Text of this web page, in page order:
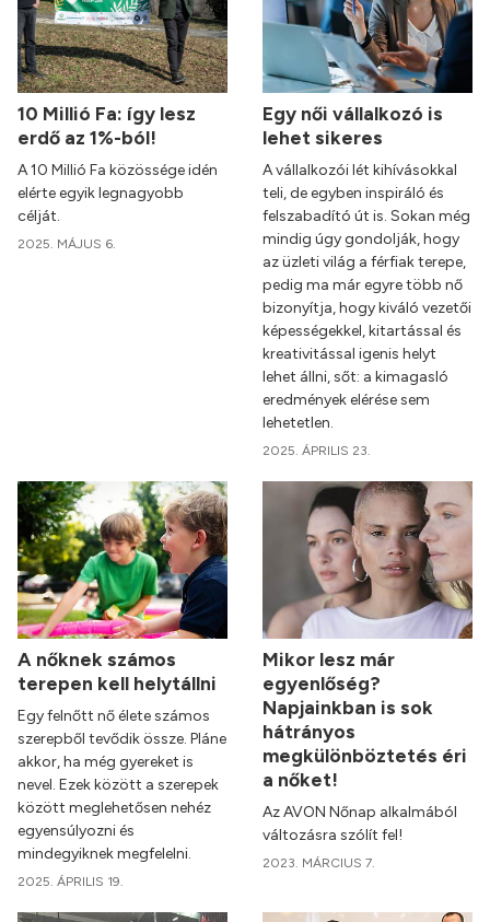
10 Millió Fa: így lesz
erdő az 1%-ból!
A 10 Millió Fa közössége idén
elérte egyik legnagyobb
célját.
2025. MÁJUS 6.
Egy női vállalkozó is
lehet sikeres
A vállalkozói lét kihívásokkal
teli, de egyben inspiráló és
felszabadító út is. Sokan még
mindig úgy gondolják, hogy
az üzleti világ a férfiak terepe,
pedig ma már egyre több nő
bizonyítja, hogy kiváló vezetői
képességekkel, kitartással és
kreativitással igenis helyt
lehet állni, sőt: a kimagasló
eredmények elérése sem
lehetetlen.
2025. ÁPRILIS 23.
A nőknek számos
terepen kell helytállni
Egy felnőtt nő élete számos
szerepből tevődik össze. Pláne
akkor, ha még gyereket is
nevel. Ezek között a szerepek
között meglehetősen nehéz
egyensúlyozni és
mindegyiknek megfelelni.
2025. ÁPRILIS 19.
Mikor lesz már
egyenlőség?
Napjainkban is sok
hátrányos
megkülönböztetés éri
a nőket!
Az AVON Nőnap alkalmából
változásra szólít fel!
2023. MÁRCIUS 7.